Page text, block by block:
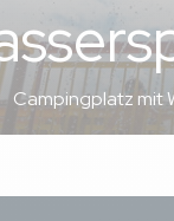
Campingplatz mit